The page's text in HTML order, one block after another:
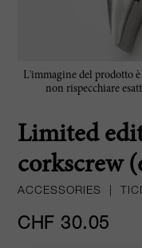
L'immagine del prodotto
non rispecchiare
Limited
corkscrew
ACCESSORIES
CHF 30.05